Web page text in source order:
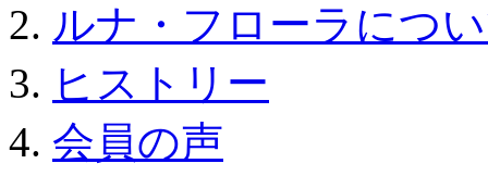
ルナ・フローラにつ
ヒストリー
会員の声